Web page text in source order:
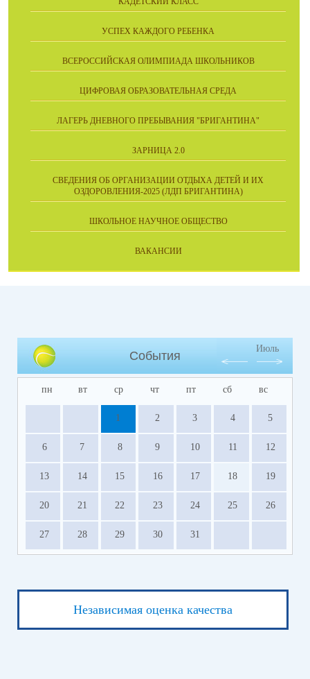
УСПЕХ КАЖДОГО РЕБЕНКА
ВСЕРОССИЙСКАЯ ОЛИМПИАДА ШКОЛЬНИКОВ
ЦИФРОВАЯ ОБРАЗОВАТЕЛЬНАЯ СРЕДА
ЛАГЕРЬ ДНЕВНОГО ПРЕБЫВАНИЯ "БРИГАНТИНА"
ЗАРНИЦА 2.0
СВЕДЕНИЯ ОБ ОРГАНИЗАЦИИ ОТДЫХА ДЕТЕЙ И ИХ
ОЗДОРОВЛЕНИЯ-2025 (ЛДП БРИГАНТИНА)
ШКОЛЬНОЕ НАУЧНОЕ ОБЩЕСТВО
ВАКАНСИИ
События
Июль
пн вт ср чт пт сб вс
1 2 3 4 5
6 7 8 9 10 11 12
13 14 15 16 17 18 19
20 21 22 23 24 25 26
27 28 29 30 31
Независимая оценка качества